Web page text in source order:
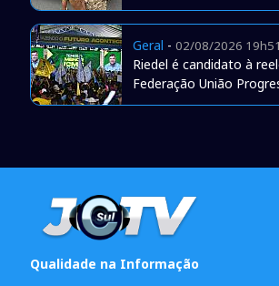
Geral - 02/08/2026
Riedel é candidato à
Federação União
Qualidade na Informação